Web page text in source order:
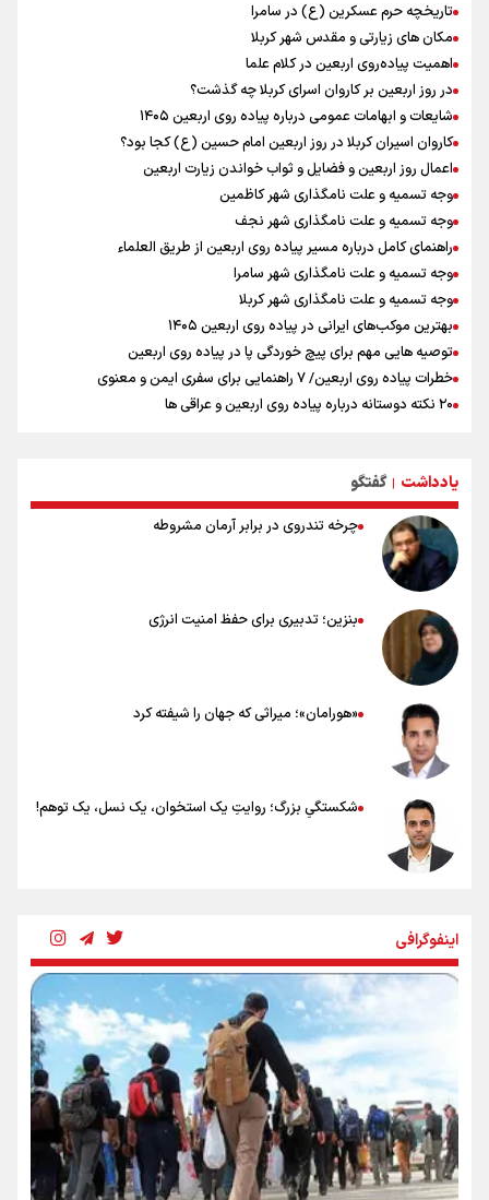
نشست وزیران خارجه مصر، ترکیه، پاکستان و عربستان با محوریت تحولات
منطقه
فیدان: حماس به تعهدات خود عمل کرد، امّا اسرائیل برنامه‌ای برای صلح
ندارد
ارائه بیش از ۲ میلیون خدمات بهداشتی-درمانی به زائران اربعین
معاون وزیر خارجه : مذاکره نه معجزه است و نه خیانت
پخش قسمت اول گفت‌وگوی رئیس‌جمهور بعد از خبر ۲۲
تاریخچه حرم عسکرین (ع) در سامرا
مکان های زیارتی و مقدس شهر کربلا
اهمیت پیاده‌روی اربعین در کلام علما
در روز اربعین بر کاروان اسرای کربلا چه گذشت؟
شایعات و ابهامات عمومی درباره پیاده روی اربعین ۱۴۰۵
کاروان اسیران کربلا در روز اربعین امام حسین (ع) کجا بود؟
اعمال روز اربعین و فضایل و ثواب خواندن زیارت اربعین
وجه تسمیه و علت نامگذاری شهر کاظمین
وجه تسمیه و علت نامگذاری شهر نجف
راهنمای کامل درباره مسیر پیاده روی اربعین از طریق العلماء
وجه تسمیه و علت نامگذاری شهر سامرا
وجه تسمیه و علت نامگذاری شهر کربلا
بهترین موکب‌های ایرانی در پیاده روی اربعین ۱۴۰۵
توصیه هایی مهم برای پیچ خوردگی پا در پیاده روی اربعین
خطرات پیاده روی اربعین/ ۷ راهنمایی برای سفری ایمن و معنوی
۲۰ نکته دوستانه درباره پیاده روی اربعین و عراقی ها
توصیه های کاربردی برای زائران در پیاده روی اربعین
یادداشت | گفتگو
چرخه تندروی در برابر آرمان مشروطه
بنزین؛ تدبیری برای حفظ امنیت انرژی
«هورامان»؛ میراثی که جهان را شیفته کرد
شکستگیِ بزرگ؛ روایتِ یک استخوان، یک نسل، یک توهم!
روایت ایران از کنار مردم
از طلوع خیابان‌ها تا غروب اشک
جمله‌ای که بغض چهارماهه را شکست؛ «آهای مردم، آقا از
اینفوگرافی